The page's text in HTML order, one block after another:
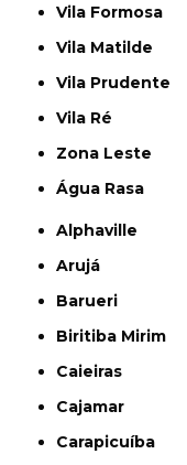
Vila Formosa
Vila Matilde
Vila Prudente
Vila Ré
Zona Leste
Água Rasa
Alphaville
Arujá
Barueri
Biritiba Mirim
Caieiras
Cajamar
Carapicuíba